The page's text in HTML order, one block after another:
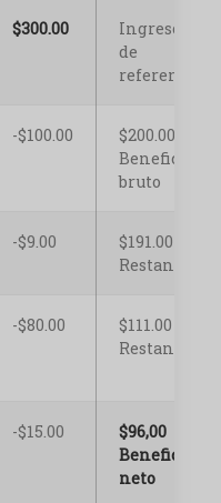
$300.00
Ingresos
de
referencia
-$100.00
$200.00
Beneficio
bruto
-$9.00
$191.00
Restante
-$80.00
$111.00
Restante
-$15.00
$96,00
Beneficio
neto